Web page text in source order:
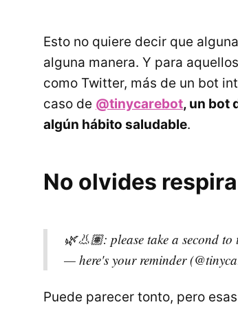
Esto no quiere decir que
alguna manera. Y para
como Twitter, más de un bot
caso de @tinycarebot, un bot
algún hábito saludable.
No olvides
🌿👃🏽: please take a second to
— here's your reminder
Puede parecer tonto, pero